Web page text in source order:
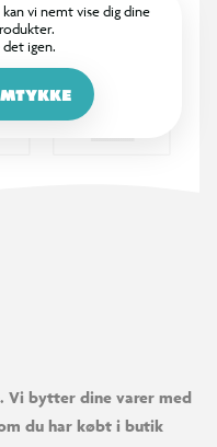
vi nemt vise dig dine
igen.
Vi bytter dine varer med
du har købt i butik